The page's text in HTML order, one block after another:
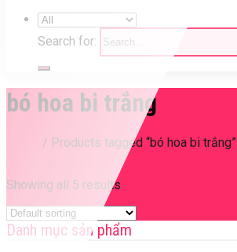
Search for:
bó hoa bi trắng
/ Products tagged “bó hoa bi trắng”
Showing all 5 results
Danh mục sản phẩm